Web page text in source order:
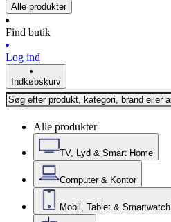
Alle produkter
Find butik
Log ind
Indkøbskurv
Alle produkter
TV, Lyd & Smart Home
Computer & Kontor
Mobil, Tablet & Smartwatch